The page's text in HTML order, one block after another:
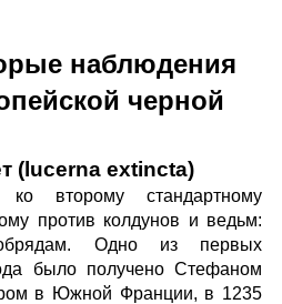
наблюдения
черной
(lucerna extincta)
второму стандартному
против колдунов и ведьм:
Одно из первых
было получено Стефаном
в Южной Франции, в 1235